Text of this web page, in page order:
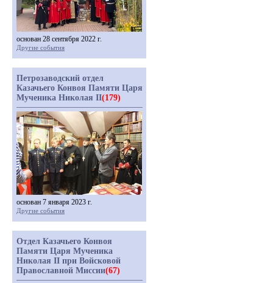
основан 28 сентября 2022 г.
Другие события
Петрозаводский отдел
Казачьего Конвоя Памяти Царя
Мученика Николая II(179)
основан 7 января 2023 г.
Другие события
Отдел Казачьего Конвоя
Памяти Царя Мученика
Николая II при Войсковой
Православной Миссии(67)